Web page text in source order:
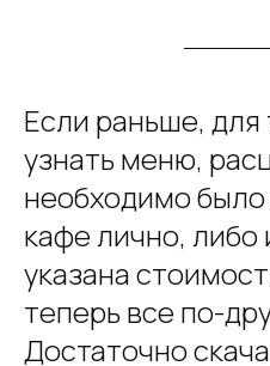
Если раньше, для
узнать меню,
необходимо
кафе лично, либо
указана
теперь все по-
Достаточно